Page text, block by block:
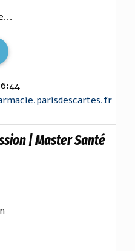
| Master Santé